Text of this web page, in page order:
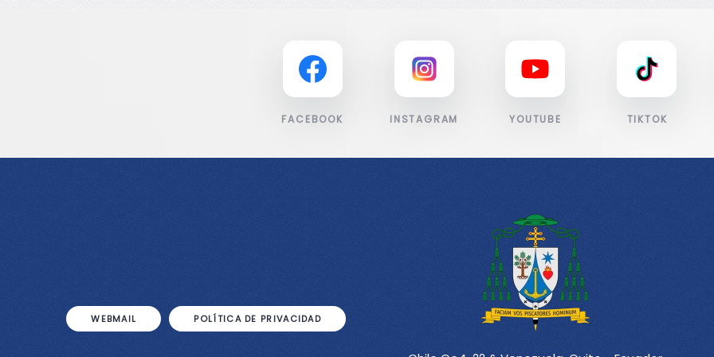
FACEBOOK INSTAGRAM YOUTUBE TIKTOK
WEBMAIL POLÍTICA DE PRIVACIDAD